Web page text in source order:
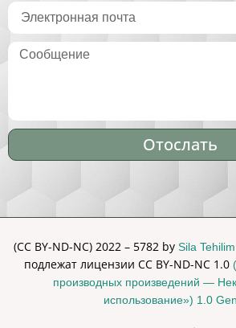
Отослать
(CC BY-ND-NC) 2022 – 5782 by Sila Tehilim
подлежат лицензии CC BY-ND-NC 1.0
производных произведений —
использование») 1.0